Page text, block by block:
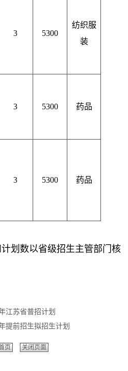
3 5300
纺织服
装
3 5300 药品
3 5300 药品
划数以省级招生主管部门核
江苏省普招计划
提前招生拟招生计划
页 关闭页面